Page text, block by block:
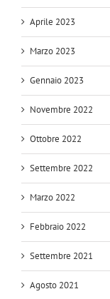
Aprile 2023
Marzo 2023
Gennaio 2023
Novembre 2022
Ottobre 2022
Settembre 2022
Marzo 2022
Febbraio 2022
Settembre 2021
Agosto 2021